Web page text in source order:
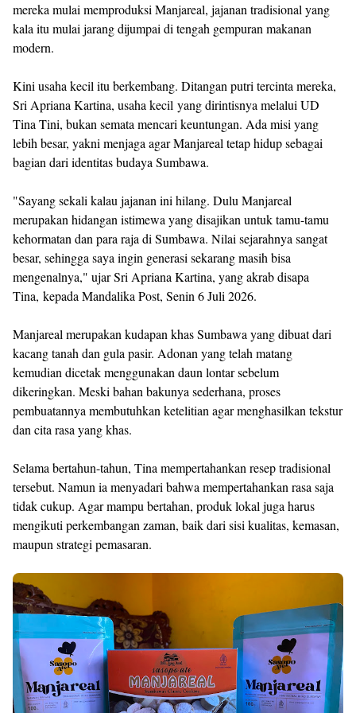
mereka mulai memproduksi Manjareal, jajanan tradisional yang
kala itu mulai jarang dijumpai di tengah gempuran makanan
modern.
Kini usaha kecil itu berkembang. Ditangan putri tercinta mereka,
Sri Apriana Kartina, usaha kecil yang dirintisnya melalui UD
Tina Tini, bukan semata mencari keuntungan. Ada misi yang
lebih besar, yakni menjaga agar Manjareal tetap hidup sebagai
bagian dari identitas budaya Sumbawa.
"Sayang sekali kalau jajanan ini hilang. Dulu Manjareal
merupakan hidangan istimewa yang disajikan untuk tamu-tamu
kehormatan dan para raja di Sumbawa. Nilai sejarahnya sangat
besar, sehingga saya ingin generasi sekarang masih bisa
mengenalnya," ujar Sri Apriana Kartina, yang akrab disapa
Tina, kepada Mandalika Post, Senin 6 Juli 2026.
Manjareal merupakan kudapan khas Sumbawa yang dibuat dari
kacang tanah dan gula pasir. Adonan yang telah matang
kemudian dicetak menggunakan daun lontar sebelum
dikeringkan. Meski bahan bakunya sederhana, proses
pembuatannya membutuhkan ketelitian agar menghasilkan tekstur
dan cita rasa yang khas.
Selama bertahun-tahun, Tina mempertahankan resep tradisional
tersebut. Namun ia menyadari bahwa mempertahankan rasa saja
tidak cukup. Agar mampu bertahan, produk lokal juga harus
mengikuti perkembangan zaman, baik dari sisi kualitas, kemasan,
maupun strategi pemasaran.